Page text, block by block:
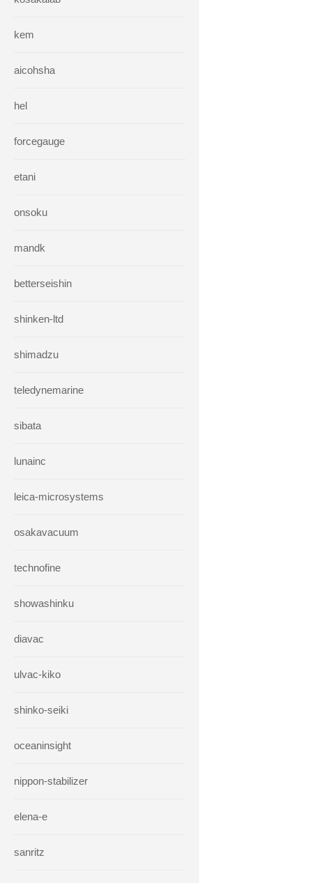
kem
aicohsha
hel
forcegauge
etani
onsoku
mandk
betterseishin
shinken-ltd
shimadzu
teledynemarine
sibata
lunainc
leica-microsystems
osakavacuum
technofine
showashinku
diavac
ulvac-kiko
shinko-seiki
oceaninsight
nippon-stabilizer
elena-e
sanritz